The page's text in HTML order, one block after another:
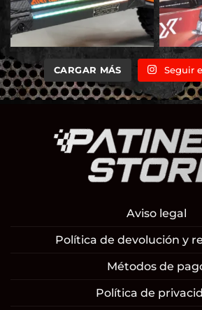
CARGAR MÁS Seguir
Aviso legal
Política de devolución y
Métodos de
Política de